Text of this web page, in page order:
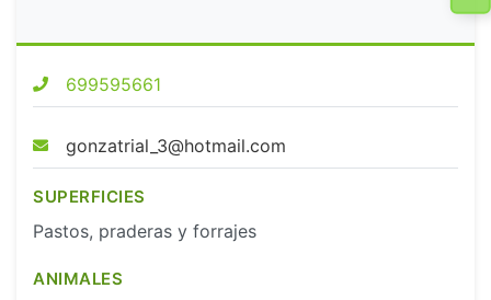
699595661
gonzatrial_3@hotmail.com
SUPERFICIES
Pastos, praderas y forrajes
ANIMALES